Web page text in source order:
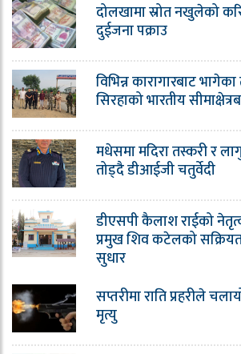
दोलखामा स्रोत नखुलेको
दुईजना पक्राउ
विभिन्न कारागारबाट
सिरहाको भारतीय
मधेसमा मदिरा तस्करी र
तोड्दै डीआईजी चतुर्वेदी
डीएसपी कैलाश राईको
प्रमुख शिव कटेलको
सुधार
सप्तरीमा राति प्रहरीले
मृत्यु